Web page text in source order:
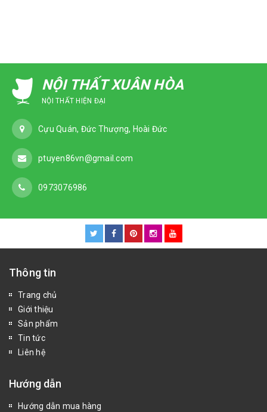
NỘI THẤT XUÂN HÒA
NỘI THẤT HIỆN ĐẠI
Cựu Quán, Đức Thượng, Hoài Đức
ptuyen86vn@gmail.com
0973076986
Thông tin
Trang chủ
Giới thiệu
Sản phẩm
Tin tức
Liên hệ
Hướng dẫn
Hướng dẫn mua hàng